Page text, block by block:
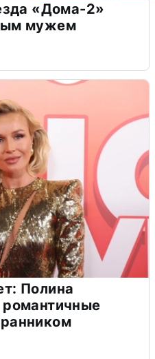
«Дома-2»
мужем
Полина
романтичные